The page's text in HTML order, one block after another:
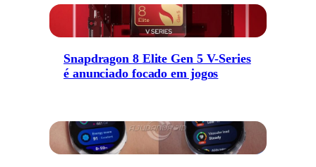
Snapdragon 8 Elite Gen 5 V-Series
é anunciado focado em jogos